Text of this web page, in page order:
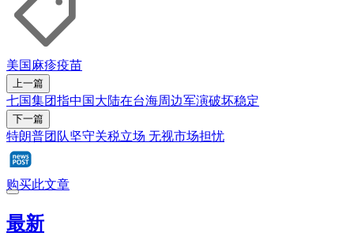
美国麻疹疫苗
上一篇
七国集团指中国大陆在台海周边军演破坏稳定
下一篇
特朗普团队坚守关税立场 无视市场担忧
购买此文章
最新